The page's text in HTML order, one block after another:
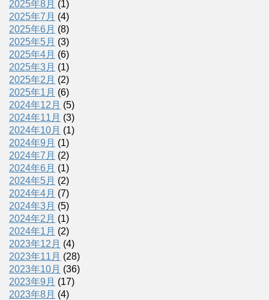
2025年8月 (1)
2025年7月 (4)
2025年6月 (8)
2025年5月 (3)
2025年4月 (6)
2025年3月 (1)
2025年2月 (2)
2025年1月 (6)
2024年12月 (5)
2024年11月 (3)
2024年10月 (1)
2024年9月 (1)
2024年7月 (2)
2024年6月 (1)
2024年5月 (2)
2024年4月 (7)
2024年3月 (5)
2024年2月 (1)
2024年1月 (2)
2023年12月 (4)
2023年11月 (28)
2023年10月 (36)
2023年9月 (17)
2023年8月 (4)